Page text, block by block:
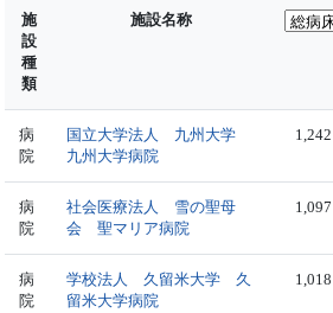
施
設
種
類
施設名称
病
院
国立大学法人 九州大学
九州大学病院
1,242
病
院
社会医療法人 雪の聖母
会 聖マリア病院
1,097
病
院
学校法人 久留米大学 久
留米大学病院
1,018